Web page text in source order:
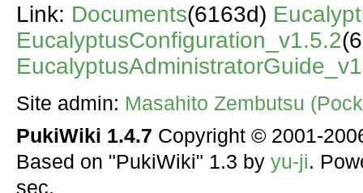
Link: Documents(6163d)
EucalyptusConfiguration_v1.5.2
Site admin: Masahito Zembutsu
PukiWiki 1.4.7 Copyright © 2001-
Based on "PukiWiki" 1.3 by yu-ji.
sec.